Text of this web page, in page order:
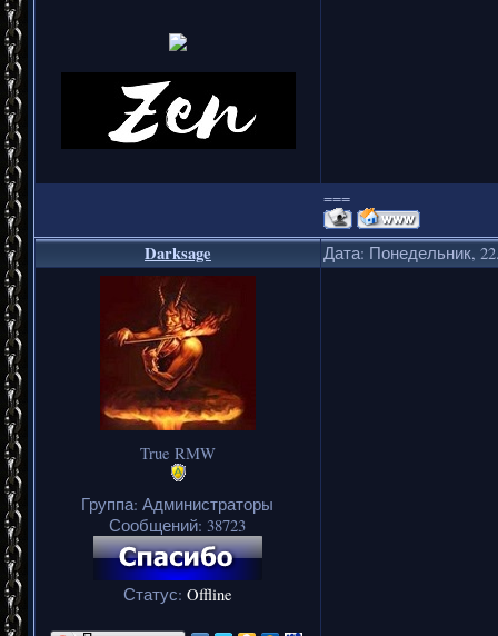
===
Darksage Дата: Понедельник,
True RMW
Группа: Администраторы
Сообщений: 38723
Статус: Offline